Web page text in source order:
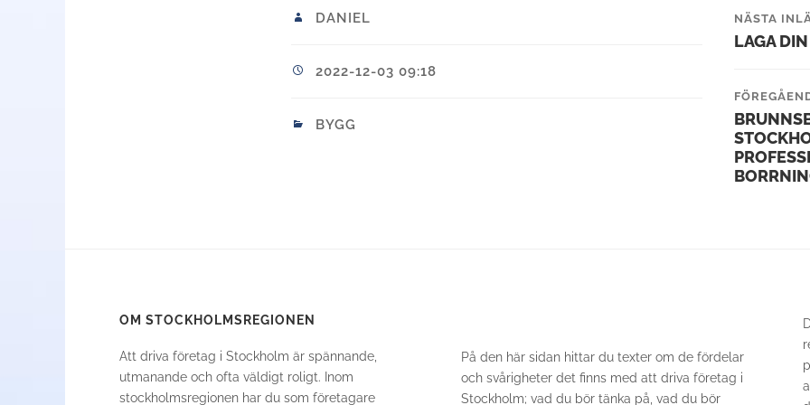
DANIEL
2022-12-03 09:18
BYGG
NÄSTA
LAGA
OM STOCKHOLMSREGIONEN
Att driva företag i Stockholm är spännande,
utmanande och ofta väldigt roligt. Inom
stockholmsregionen har du som företagare
På den här sidan hittar du texter om de fördelar
och svårigheter det finns med att driva företag i
Stockholm; vad du bör tänka på, vad du bör